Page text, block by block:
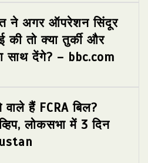
ने अगर ऑपरेशन सिंदूर
की तो क्या तुर्की और
साथ देंगे? – bbc.com
हैं FCRA बिल?
लोकसभा में 3 दिन